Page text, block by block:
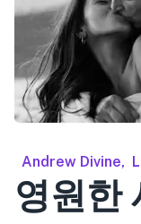
Andrew Divine,
영원한